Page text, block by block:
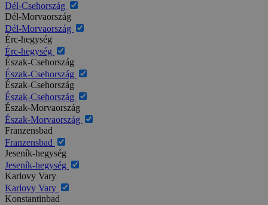
Dél-Csehország
Dél-Morvaország
Dél-Morvaország
Érc-hegység
Érc-hegység
Észak-Csehország
Észak-Csehország
Észak-Csehország
Észak-Csehország
Észak-Morvaország
Észak-Morvaország
Franzensbad
Franzensbad
Jeseník-hegység
Jeseník-hegység
Karlovy Vary
Karlovy Vary
Konstantinbad